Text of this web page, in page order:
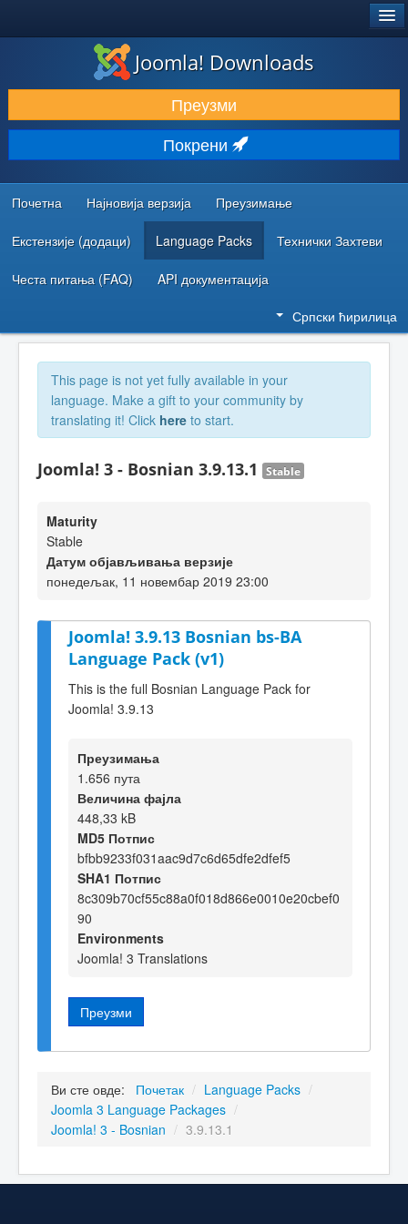
ПРЕУЗИМАЊЕ И ПРОШИРЕЊА (ЕКСТЕНЗИЈЕ)
ОТКРИЈТЕ И НАУЧИТЕ
ЗАЈЕДНИЦА И ПОДРШКА
РЕСУРСИ ЗА РАЗВОЈ
Joomla! Downloads
Преузми
Покрени
Почетна Најновија верзија Преузимање
Екстензије (додаци) Language Packs Технички Захтеви
Честа питања (FAQ) API документација
Српски ћирилица
This page is not yet fully available in your
language. Make a gift to your community by
translating it! Click here to start.
Joomla! 3 - Bosnian 3.9.13.1 Stable
Maturity
Stable
Датум објављивања верзије
понедељак, 11 новембар 2019 23:00
Joomla! 3.9.13 Bosnian bs-BA
Language Pack (v1)
This is the full Bosnian Language Pack for
Joomla! 3.9.13
Преузимања
1.656 пута
Величина фајла
448,33 kB
MD5 Потпис
bfbb9233f031aac9d7c6d65dfe2dfef5
SHA1 Потпис
8c309b70cf55c88a0f018d866e0010e20cbef0
90
Environments
Joomla! 3 Translations
Преузми
Ви сте овде: Почетак / Language Packs /
Joomla 3 Language Packages /
Joomla! 3 - Bosnian / 3.9.13.1